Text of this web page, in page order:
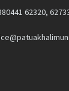
62320,